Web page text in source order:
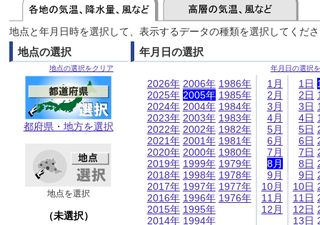
地点と年月日時を選択して、表示するデータの種類を選択してくだ
地点の選択
地点の選択をクリア
都府県・地方を選択
地点を選択
（未選択）
年月日の選択
年月日の選択
2026年
2025年
2024年
2023年
2022年
2021年
2020年
2019年
2018年
2017年
2016年
2015年
2014年
2006年
2005年
2004年
2003年
2002年
2001年
2000年
1999年
1998年
1997年
1996年
1995年
1994年
1986年
1985年
1984年
1983年
1982年
1981年
1980年
1979年
1978年
1977年
1976年
1月
2月
3月
4月
5月
6月
7月
8月
9月
10月
11月
12月
1日
2日
3日
4日
5日
6日
7日
8日
9日
10日
11日
12日
13日